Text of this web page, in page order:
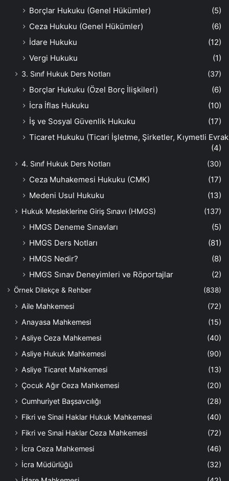
Borçlar Hukuku (Genel Hükümler)
(5)
Ceza Hukuku (Genel Hükümler)
(6)
İdare Hukuku
(12)
Vergi Hukuku
(1)
3. Sınıf Hukuk Ders Notları (37)
Borçlar Hukuku (Özel Borç İlişkileri)
(6)
İcra İflas Hukuku
(10)
İş ve Sosyal Güvenlik Hukuku
(17)
Ticaret Hukuku (Ticari İşletme, Şirketler, Kıymetli
(4)
4. Sınıf Hukuk Ders Notları (30)
Ceza Muhakemesi Hukuku (CMK)
(17)
Medeni Usul Hukuku
(13)
Hukuk Mesleklerine Giriş Sınavı (HMGS) (137)
HMGS Deneme Sınavları
(5)
HMGS Ders Notları
(81)
HMGS Nedir?
(8)
HMGS Sınav Deneyimleri ve Röportajlar
(2)
Örnek Dilekçe & Rehber (838)
Aile Mahkemesi
(72)
Anayasa Mahkemesi
(15)
Asliye Ceza Mahkemesi
(40)
Asliye Hukuk Mahkemesi
(90)
Asliye Ticaret Mahkemesi
(13)
Çocuk Ağır Ceza Mahkemesi
(20)
Cumhuriyet Başsavcılığı
(28)
Fikri ve Sinai Haklar Hukuk Mahkemesi
(40)
Fikri ve Sınai Haklar Ceza Mahkemesi
(72)
İcra Ceza Mahkemesi
(46)
İcra Müdürlüğü
(32)